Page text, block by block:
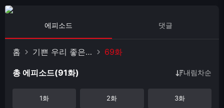
에피소드 댓글
홈 기쁜 우리 좋은 날 69화
총 에피소드(91화) 내림차순
1화 2화 3화